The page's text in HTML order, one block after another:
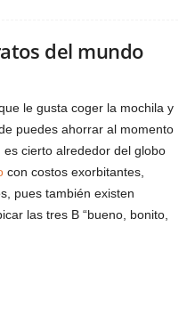
del mundo
le gusta coger la mochila y
puedes ahorrar al momento
cierto alrededor del globo
con costos exorbitantes,
pues también existen
las tres B “bueno, bonito,